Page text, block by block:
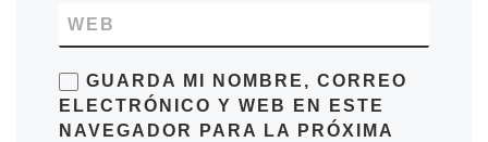
WEB
GUARDA MI NOMBRE, CORREO
ELECTRÓNICO Y WEB EN ESTE
NAVEGADOR PARA LA PRÓXIMA